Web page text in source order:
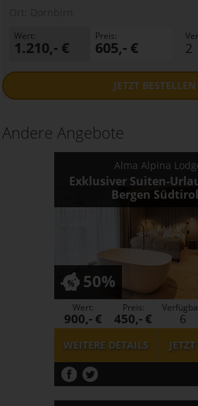
Wert:
1.210,- €
Preis:
605,- € 2
JETZTBESTELLEN
Andere Angebote
Alma Alpina
Exklusiver Suiten-
Bergen
50%
WEITERE DETAILS JETZT
Wert:
900,- €
Preis:
450,- € 6